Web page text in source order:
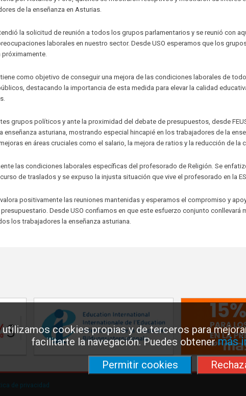
utilizamos cookies propias y de terceros para
facilitarte la navegación. Puedes obtenermás
Permitir cookies
de la enseñanza en Asturias.
la solicitud de reunión a todos los grupos parlamentarios y se reunió con
laborales en nuestro sector. Desde USO esperamos que los
tiene como objetivo de conseguir una mejora de las condiciones laborales de
destacando la importancia de esta medida para elevar la calidad
grupos políticos y ante la proximidad del debate de presupuestos, desde
asturiana, mostrando especial hincapié en los trabajadores de la
en áreas cruciales como el salario, la mejora de ratios y la reducción de la
las condiciones laborales específicas del profesorado de Religión. Se
de traslados y se expuso la injusta situación que vive el profesorado en la
positivamente las reuniones mantenidas y esperamos el compromiso y
Desde USO confiamos en que este esfuerzo conjunto conllevará
los trabajadores la enseñanza asturiana.
de privacidad